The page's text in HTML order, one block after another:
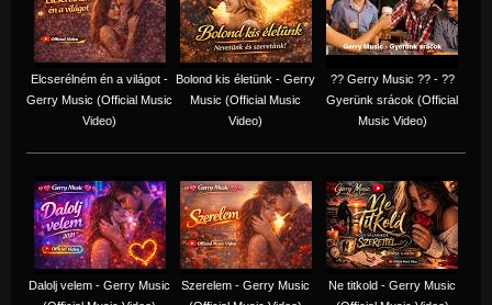
Elcserélném én a világot -
Gerry Music (Official Music
Video)
Bolond kis életünk - Gerry
Music (Official Music
Video)
?? Gerry Music ?? - ??
Gyerünk srácok (Official
Music Video)
Dalolj velem - Gerry Music
Szerelem - Gerry Music
Ne titkold - Gerry Music